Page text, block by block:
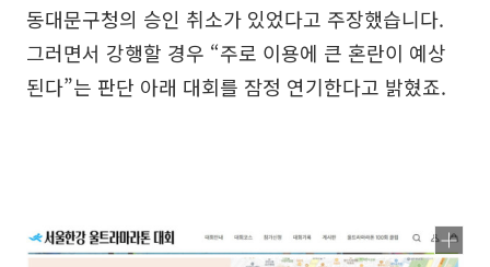
동대문구청의 승인 취소가 있었다고 주장했습니다.
그러면서 강행할 경우 “주로 이용에 큰 혼란이 예상
된다”는 판단 아래 대회를 잠정 연기한다고 밝혔죠.